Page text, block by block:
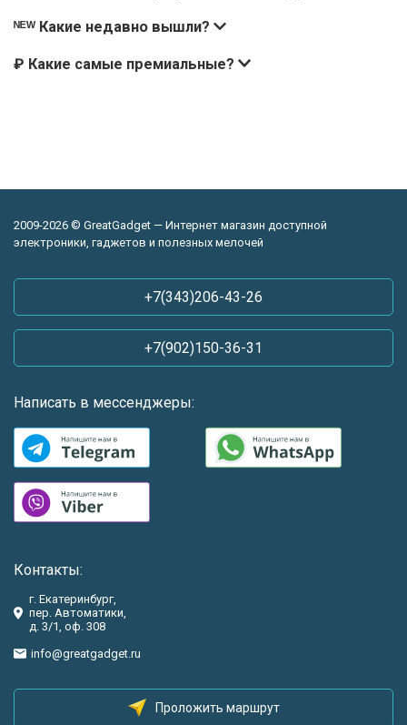
ᴺᴱᵂ Какие недавно вышли?
₽ Какие самые премиальные?
2009-2026 © GreatGadget — Интернет магазин доступной
электроники, гаджетов и полезных мелочей
+7(343)206-43-26
+7(902)150-36-31
Написать в мессенджеры:
Контакты:
г. Екатеринбург,
пер. Автоматики,
д. 3/1, оф. 308
info@greatgadget.ru
Проложить маршрут